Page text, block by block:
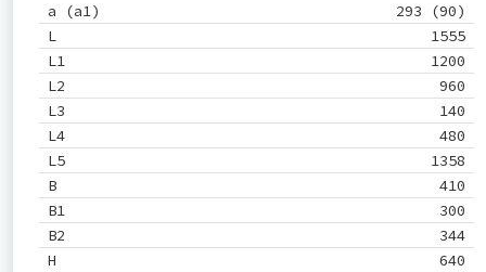
a (a1)
293 (90)
L
1555
L1
1200
L2
960
L3
140
L4
480
L5
1358
B
410
B1
300
B2
344
H
640